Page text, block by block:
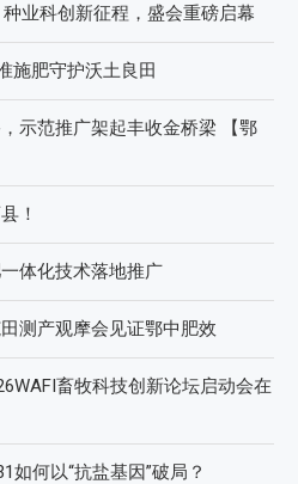
业科创新征程，盛会重磅启幕
施肥守护沃土良田
示范推广架起丰收金桥梁 【鄂
！
体化技术落地推广
测产观摩会见证鄂中肥效
畜牧科技创新论坛启动会在
如何以“抗盐基因”破局？